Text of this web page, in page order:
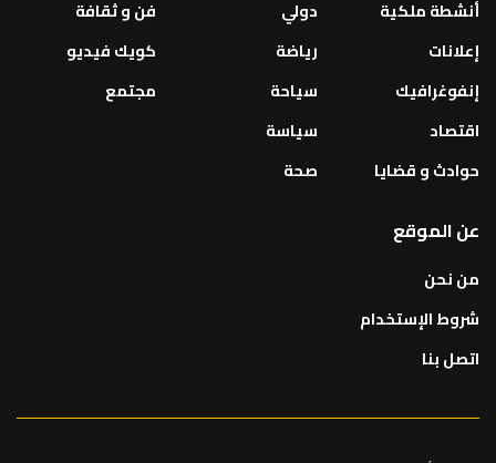
أنشطة ملكية
إعلانات
إنفوغرافيك
اقتصاد
حوادث و قضايا
دولي
رياضة
سياحة
سياسة
صحة
فن و ثقافة
كويك فيديو
مجتمع
عن الموقع
من نحن
شروط الإستخدام
اتصل بنا